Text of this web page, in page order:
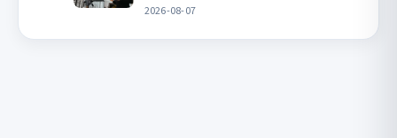
2026-08-07